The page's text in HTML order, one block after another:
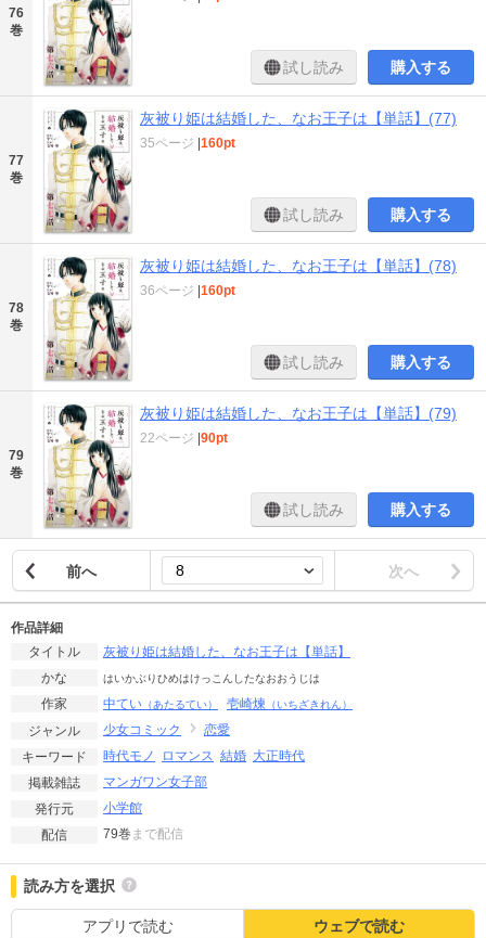
76
巻
試し読み 購入する
77
巻
灰被り姫は結婚した、なお王子は【単話】(77)
35ページ 160pt
試し読み 購入する
78
巻
灰被り姫は結婚した、なお王子は【単話】(78)
36ページ 160pt
試し読み 購入する
79
巻
灰被り姫は結婚した、なお王子は【単話】(79)
22ページ 90pt
試し読み 購入する
前へ 次へ
作品詳細
タイトル
灰被り姫は結婚した、なお王子は【単話】
かな
はいかぶりひめはけっこんしたなおおうじは
作家 中てい （あたるてい） 壱崎煉 （いちざきれん）
ジャンル 少女コミック
恋愛
キーワード
時代モノ ロマンス 結婚 大正時代
掲載雑誌
マンガワン女子部
発行元
小学館
配信
79巻 まで配信
読み方を選択
アプリで読む ウェブで読む